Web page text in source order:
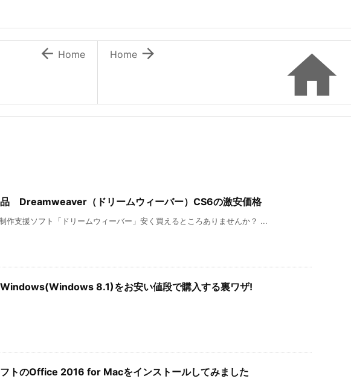


Home
 Home
Dreamweaver（ドリームウィーバー）CS6の激安価格
作支援ソフト「ドリームウィーバー」安く買えるところありませんか？ ...
8.1)をお安い値段で購入する裏ワザ!
トのOffice 2016 for Macをインストールしてみました